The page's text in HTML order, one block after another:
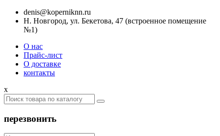
denis@koperniknn.ru
Н. Новгород, ул. Бекетова, 47 (встроенное помещение
№1)
О нас
Прайс-лист
О доставке
контакты
x
перезвонить